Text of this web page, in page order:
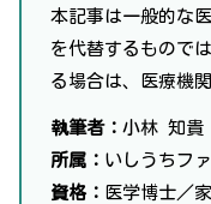
本記事は一般的な
を代替するもので
る場合は、医療機
執筆者： 小林 知貴
所属： いしうちフ
資格： 医学博士／